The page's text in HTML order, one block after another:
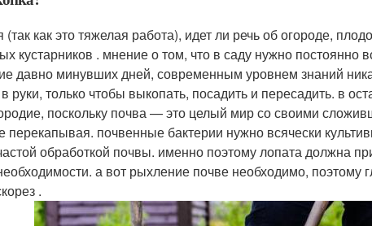
(так как это тяжелая работа), идет ли речь об огороде,
кустарников . мнение о том, что в саду нужно постоянно
давно минувших дней, современным уровнем знаний
руки, только чтобы выкопать, посадить и пересадить. в
поскольку почва — это целый мир со своими
почвенные бактерии нужно всячески
обработкой почвы. именно поэтому лопата должна
а вот рыхление почве необходимо, поэтому
.